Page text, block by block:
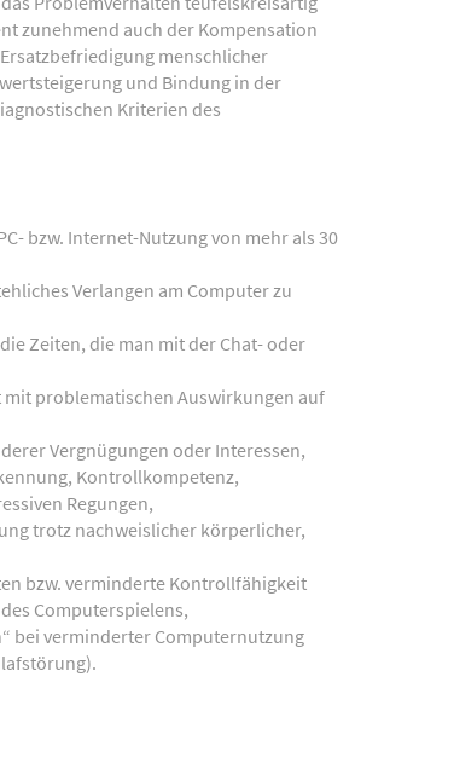
zunehmend auch der Kompensation
menschlicher
und Bindung in der
Kriterien des
bzw. Internet-Nutzung von mehr als 30
Verlangen am Computer zu
Zeiten, die man mit der Chat- oder
problematischen Auswirkungen auf
Vergnügungen oder Interessen,
Kontrollkompetenz,
Regungen,
trotz nachweislicher körperlicher,
bzw. verminderte Kontrollfähigkeit
Computerspielens,
bei verminderter Computernutzung